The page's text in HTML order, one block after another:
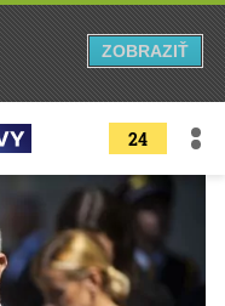
24
ZOBRAZIŤ